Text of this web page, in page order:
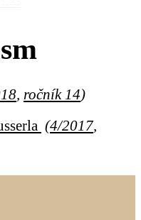
ročník 14)
(4/2017,